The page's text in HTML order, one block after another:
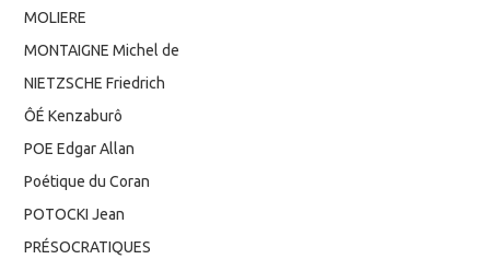
MOLIERE
MONTAIGNE Michel de
NIETZSCHE Friedrich
ÔÉ Kenzaburô
POE Edgar Allan
Poétique du Coran
POTOCKI Jean
PRÉSOCRATIQUES